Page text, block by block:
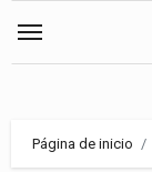
Página de inicio